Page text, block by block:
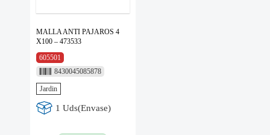
MALLA ANTI PAJAROS 4
X100 – 473533
605501
8430045085878
Jardin
1 Uds(Envase)